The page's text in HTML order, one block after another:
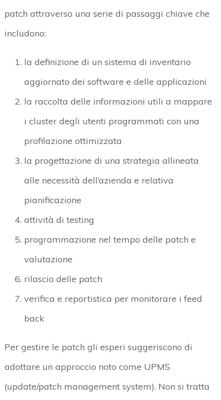
patch attraverso una serie di passaggi chiave che
includono:
la definizione di un sistema di inventario
aggiornato dei software e delle applicazioni
la raccolta delle informazioni utili a mappare
i cluster degli utenti programmati con una
profilazione ottimizzata
la progettazione di una strategia allineata
alle necessità dell’azienda e relativa
pianificazione
attività di testing
programmazione nel tempo delle patch e
valutazione
rilascio delle patch
verifica e reportistica per monitorare i feed
back
Per gestire le patch gli esperi suggeriscono di
adottare un approccio noto come UPMS
(update/patch management system). Non si tratta